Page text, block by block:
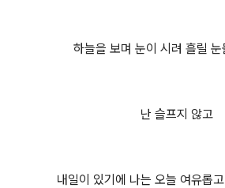
하늘을 보며 눈이 시려 흘릴 눈
난 슬프지 않고
내일이 있기에 나는 오늘 여유롭